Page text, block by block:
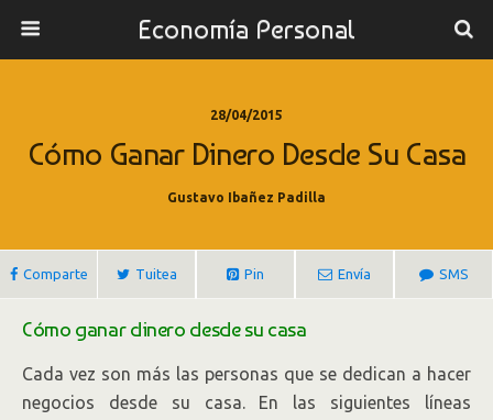
Economía Personal
28/04/2015
Cómo Ganar Dinero Desde Su Casa
Gustavo Ibañez Padilla
Comparte Tuitea Pin Envía SMS
Cómo ganar dinero desde su casa
Cada vez son más las personas que se dedican a hacer
negocios desde su casa. En las siguientes líneas